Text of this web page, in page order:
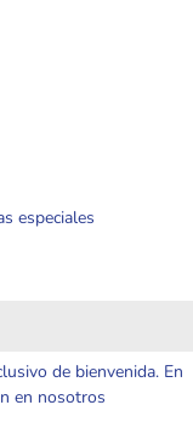
especiales
de bienvenida. En
en nosotros